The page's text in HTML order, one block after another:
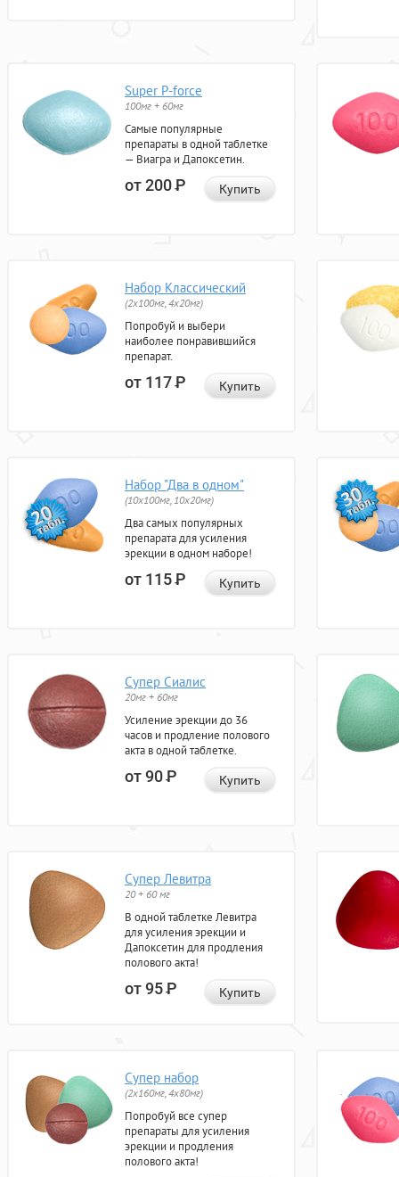
Super P-force
100мг + 60мг
Самые популярные
препараты в одной таблетке
— Виагра и Дапоксетин.
от 200Р Купить
Набор Классический
(2x100мг, 4x20мг)
Попробуй и выбери
наиболее понравившийся
препарат.
от 117Р Купить
Набор "Два в одном"
(10x100мг, 10x20мг)
Два самых популярных
препарата для усиления
эрекции в одном наборе!
от 115Р Купить
Супер Сиалис
20мг + 60мг
Усиление эрекции до 36
часов и продление полового
акта в одной таблетке.
от 90Р Купить
Супер Левитра
20 + 60 мг
В одной таблетке Левитра
для усиления эрекции и
Дапоксетин для продления
полового акта!
от 95Р Купить
Супер набор
(2х160мг, 4х80мг)
Попробуй все супер
препараты для усиления
эрекции и продления
полового акта!